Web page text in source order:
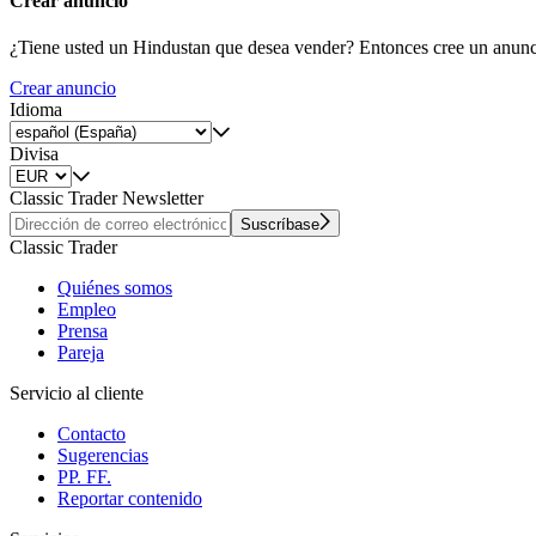
¿Tiene usted un Hindustan que desea vender? Entonces cree un
Crear anuncio
Idioma
Divisa
Classic Trader Newsletter
Suscríbase
Classic Trader
Quiénes somos
Empleo
Prensa
Pareja
Servicio al cliente
Contacto
Sugerencias
PP. FF.
Reportar contenido